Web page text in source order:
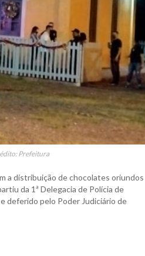
Prefeitura
a distribuição de chocolates oriundos
da 1ª Delegacia de Polícia de
deferido pelo Poder Judiciário de